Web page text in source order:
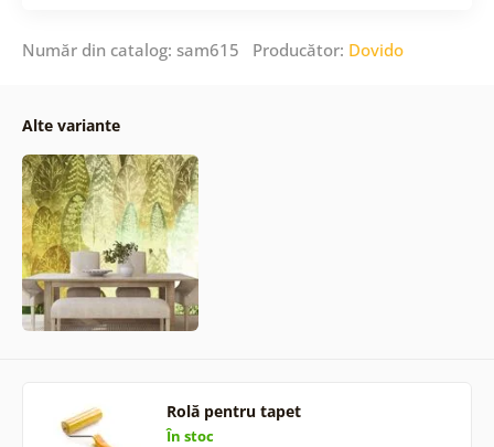
Număr din catalog: sam615 Producător: Dovido
Alte variante
Rolă pentru tapet
În stoc